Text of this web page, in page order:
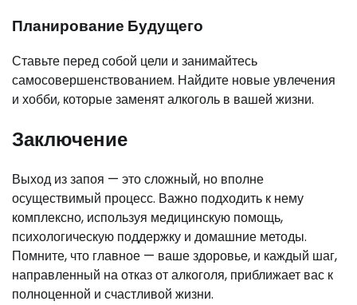
Планирование Будущего
Ставьте перед собой цели и занимайтесь
самосовершенствованием. Найдите новые увлечения
и хобби, которые заменят алкоголь в вашей жизни.
Заключение
Выход из запоя — это сложный, но вполне
осуществимый процесс. Важно подходить к нему
комплексно, используя медицинскую помощь,
психологическую поддержку и домашние методы.
Помните, что главное — ваше здоровье, и каждый шаг,
направленный на отказ от алкоголя, приближает вас к
полноценной и счастливой жизни.